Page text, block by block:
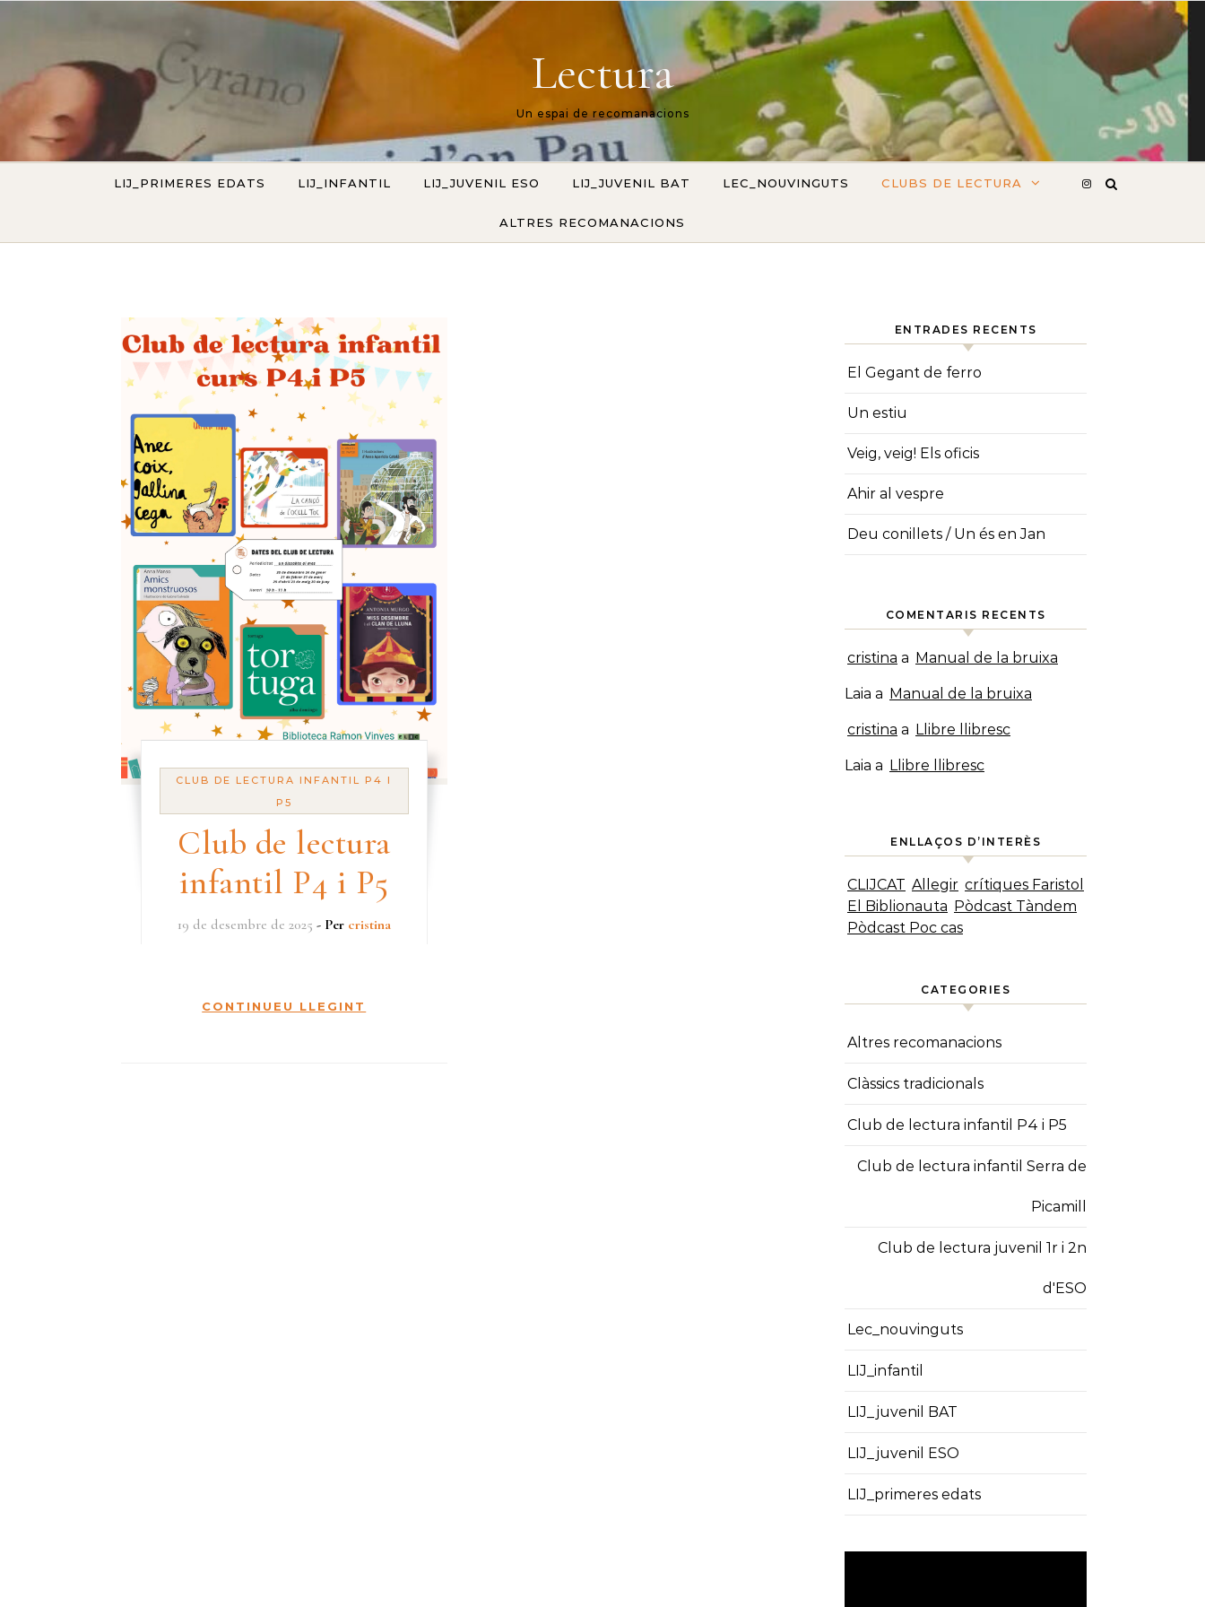
Lectura
Un espai de recomanacions
LIJ_PRIMERES EDATS LIJ_INFANTIL LIJ_JUVENIL ESO LIJ_JUVENIL BAT LEC_NOUVINGUTS CLUBS DE LECTURA
ALTRES RECOMANACIONS
CLUB DE LECTURA INFANTIL P4 I
P5
Club de lectura
infantil P4 i P5
19 de desembre de 2025 - Per cristina
CONTINUEU LLEGINT
ENTRADES RECENTS
El Gegant de ferro
Un estiu
Veig, veig! Els oficis
Ahir al vespre
Deu conillets / Un és en Jan
COMENTARIS RECENTS
cristina a Manual de la bruixa
Laia a Manual de la bruixa
cristina a Llibre llibresc
Laia a Llibre llibresc
ENLLAÇOS D’INTERÈS
CLIJCAT Allegir crítiques Faristol
El Biblionauta Pòdcast Tàndem
Pòdcast Poc cas
CATEGORIES
Altres recomanacions
Clàssics tradicionals
Club de lectura infantil P4 i P5
Club de lectura infantil Serra de
Picamill
Club de lectura juvenil 1r i 2n
d'ESO
Lec_nouvinguts
LIJ_infantil
LIJ_juvenil BAT
LIJ_juvenil ESO
LIJ_primeres edats